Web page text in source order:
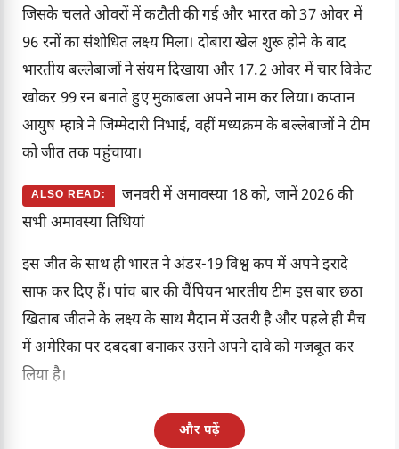
जिसके चलते ओवरों में कटौती की गई और भारत को 37 ओवर में
96 रनों का संशोधित लक्ष्य मिला। दोबारा खेल शुरू होने के बाद
भारतीय बल्लेबाजों ने संयम दिखाया और 17.2 ओवर में चार विकेट
खोकर 99 रन बनाते हुए मुकाबला अपने नाम कर लिया। कप्तान
आयुष म्हात्रे ने जिम्मेदारी निभाई, वहीं मध्यक्रम के बल्लेबाजों ने टीम
को जीत तक पहुंचाया।
ALSO READ:
जनवरी में अमावस्या 18 को, जानें 2026 की
सभी अमावस्या तिथियां
इस जीत के साथ ही भारत ने अंडर-19 विश्व कप में अपने इरादे
साफ कर दिए हैं। पांच बार की चैंपियन भारतीय टीम इस बार छठा
खिताब जीतने के लक्ष्य के साथ मैदान में उतरी है और पहले ही मैच
में अमेरिका पर दबदबा बनाकर उसने अपने दावे को मजबूत कर
लिया है।
और पढ़ें